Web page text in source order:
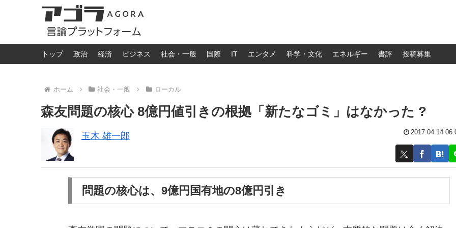
トップ 政治 経済 ビジネス 社会・一般 国際 IT エンタメ 科学・文化 エネルギー 書評 投稿募集
ホーム 社会・一般 ローカル
森友問題の核心 8億円値引きの根拠「新たなゴミ」はなかった ?
玉木 雄一郎 2017.04.14
問題の核心は、9億円国有地の8億円引き